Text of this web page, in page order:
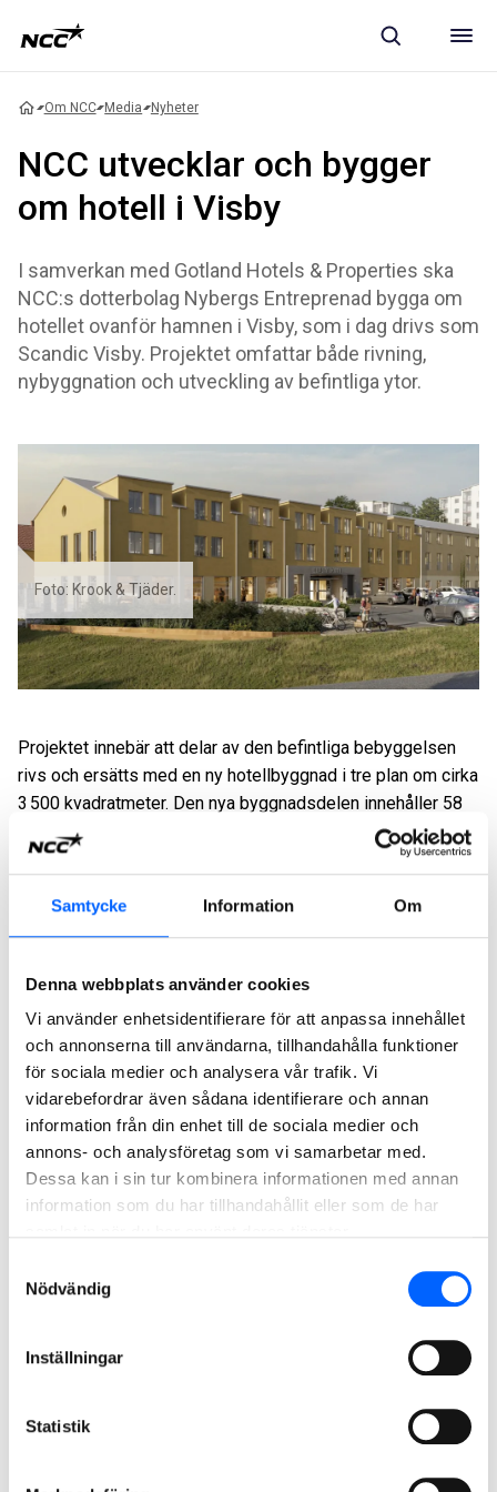
Samtycke Information Om
Denna webbplats använder cookies
Vi använder enhetsidentifierare för att anpassa innehållet
och annonserna till användarna, tillhandahålla funktioner
för sociala medier och analysera vår trafik. Vi
vidarebefordrar även sådana identifierare och annan
information från din enhet till de sociala medier och
annons- och analysföretag som vi samarbetar med.
Dessa kan i sin tur kombinera informationen med annan
information som du har tillhandahållit eller som de har
Nödvändig
Inställningar
Statistik
Om NCC Media Nyheter
NCC utvecklar och bygger
om hotell i Visby
I samverkan med Gotland Hotels & Properties ska
NCC:s dotterbolag Nybergs Entreprenad bygga om
hotellet ovanför hamnen i Visby, som i dag drivs som
Scandic Visby. Projektet omfattar både rivning,
nybyggnation och utveckling av befintliga ytor.
Foto: Krook & Tjäder.
Projektet innebär att delar av den befintliga bebyggelsen
rivs och ersätts med en ny hotellbyggnad i tre plan om cirka
3 500 kvadratmeter. Den nya byggnadsdelen innehåller 58
hotellrum och ersätter bland annat nuvarande
receptionsbyggnad. Samtidigt utvecklas befintliga ytor och
– Våra gäster kommer att möta en utvecklad
ytor. Vi har arbetat med projektet under en längre tid och är
glada att nu kunna ta nästa steg, säger Carina Hammander,
vd för Gotland Hotels & Properties.
Den nya byggnaden kommer att rymma reception, lobby,
restaurang, bar, konferensytor samt personalutrymmen.
Även utomhusmiljöerna utvecklas med bland annat ny
uteservering.
Projektet genomförs i samverkan mellan
Under byggtiden kommer hotellet att fortsatt vara i drift,
med ett något reducerat antal rum.
Gotland Hotels & Properties gett oss förtroendet att i
krav på både planering och genomförande, inte minst
lokala närvaro och erfarenhet från liknande uppdrag på